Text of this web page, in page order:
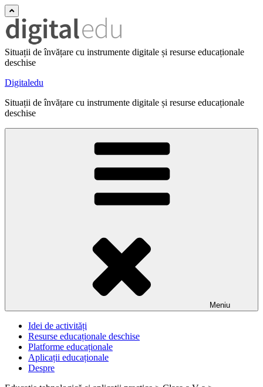
Situații de învățare cu instrumente digitale și resurse educaționale
deschise
Digitaledu
Situații de învățare cu instrumente digitale și resurse educaționale
deschise
Meniu
Idei de activități
Resurse educaționale deschise
Platforme educaționale
Aplicații educaționale
Despre